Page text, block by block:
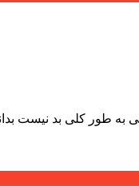
به طور کلی بد نیست